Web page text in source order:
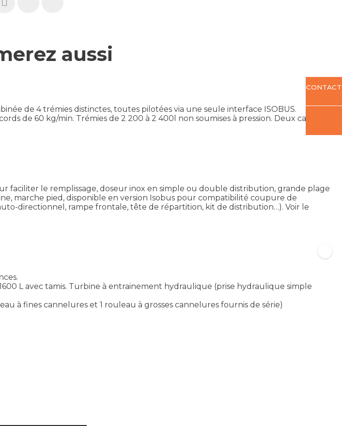
aussi
de 4 trémies distinctes, toutes pilotées via une seule interface ISOBUS.
de 60 kg/min. Trémies de 2 200 à 2 400l non soumises à pression. Deux caméras
faciliter le remplissage, doseur inox en simple ou double distribution, grande plage
marche pied, disponible en version Isobus pour compatibilité coupure de
directionnel, rampe frontale, tête de répartition, kit de distribution…). Voir le
L avec tamis. Turbine à entrainement hydraulique (prise hydraulique simple
à fines cannelures et 1 rouleau à grosses cannelures fournis de série)
CONTACT